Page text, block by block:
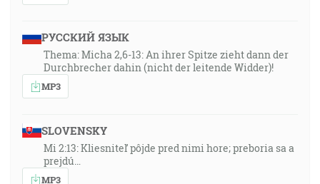
РУССКИЙ ЯЗЫК
Thema: Micha 2,6-13: An ihrer Spitze zieht dann der
Durchbrecher dahin (nicht der leitende Widder)!
MP3
SLOVENSKY
Mi 2:13: Kliesniteľ pôjde pred nimi hore; preboria sa a
prejdú…
MP3